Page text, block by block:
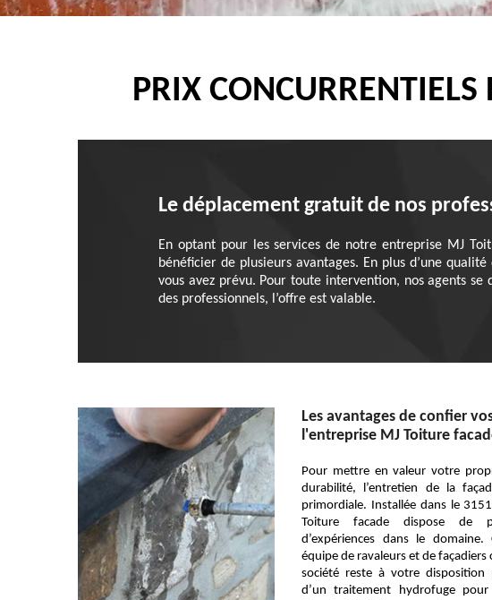
PRIX
Le déplacement gratuit de nos
En optant pour les services de notre entreprise MJ
bénéficier de plusieurs avantages. En plus d’une
vous avez prévu. Pour toute intervention, nos agents
des professionnels, l’offre est valable.
Les avantages de confier
l'entreprise MJ Toiture
Pour mettre en valeur votre
durabilité, l’entretien de la
primordiale. Installée dans le
Toiture facade dispose de
d’expériences dans le domaine.
équipe de ravaleurs et de
société reste à votre disposition
d’un traitement hydrofuge pour